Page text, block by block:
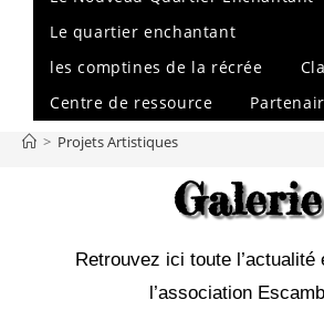
Le quartier enchantant
les comptines de la récrée
Centre de ressource
> Projets Artistiques
Galerie
Retrouvez ici toute l’actualité
l’association